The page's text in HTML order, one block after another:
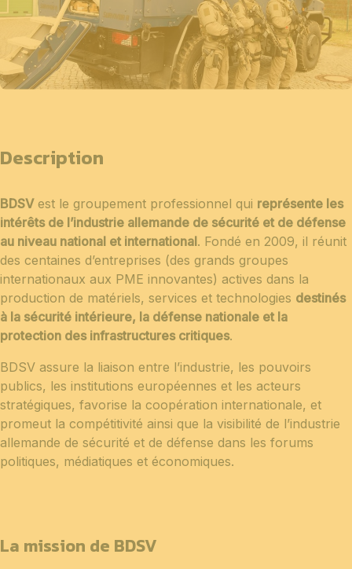
Description
BDSVest le groupement professionnel qui représente les
intérêts de l’industrie allemande de sécurité et de défense
au niveau national et international. Fondé en 2009, il réunit
des centaines d’entreprises (des grands groupes
internationaux aux PME innovantes) actives dans la
production de matériels, services et technologies destinés
à la sécurité intérieure, la défense nationale et la
protection des infrastructures critiques.
BDSV assure la liaison entre l’industrie, les pouvoirs
publics, les institutions européennes et les acteurs
stratégiques, favorise la coopération internationale, et
promeut la compétitivité ainsi que la visibilité de l’industrie
allemande de sécurité et de défense dans les forums
politiques, médiatiques et économiques.
La mission de BDSV